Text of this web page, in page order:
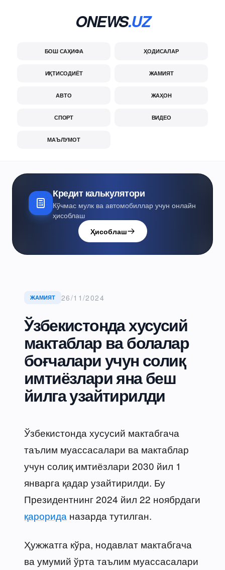
ONEWS.UZ
БОШ САҲИФА ҲОДИСАЛАР
ИҚТИСОДИЁТ ЖАМИЯТ
АВТО ЖАҲОН
СПОРТ ВИДЕО
МАЪЛУМОТ
Кредит калькулятори
Кўчмас мулк ва автомобиллар учун онлайн
ҳисоблаш
Ҳисоблаш
ЖАМИЯТ 26/11/2024
Ўзбекистонда хусусий
мактаблар ва болалар
боғчалари учун солиқ
имтиёзлари яна беш
йилга узайтирилди
Ўзбекистонда хусусий мактабгача
таълим муассасалари ва мактаблар
учун солиқ имтиёзлари 2030 йил 1
январга қадар узайтирилди. Бу
Президентнинг 2024 йил 22 ноябрдаги
қарорида назарда тутилган.
Ҳужжатга кўра, нодавлат мактабгача
ва умумий ўрта таълим муассасалари